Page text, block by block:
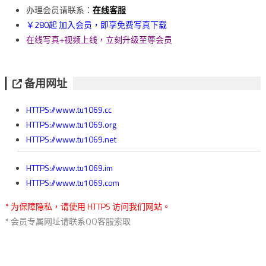
覽 办理会员请联系： 在线客服
￥280起 加入会员，即享免费写真下载
在线写真+视频上线，立刻升级至尊会员
备用网址
HTTPS://www.tu1069.cc
HTTPS://www.tu1069.org
HTTPS://www.tu1069.net
HTTPS://www.tu1069.im
HTTPS://www.tu1069.com
* 为保障隐私，请使用 HTTPS 访问我们网站。
* 会员专属网址请联系QQ客服索取